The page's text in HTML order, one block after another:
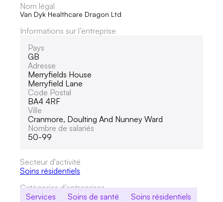
Nom légal
Van Dyk Healthcare Dragon Ltd
Informations sur l’entreprise
Pays
GB
Adresse
Merryfields House
Merryfield Lane
Code Postal
BA4 4RF
Ville
Cranmore, Doulting And Nunney Ward
Nombre de salariés
50-99
Secteur d'activité
Soins résidentiels
Catégories d’entreprises
Services
Soins de santé Soins résidentiels